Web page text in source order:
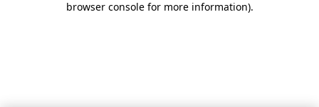
browser console for more information).